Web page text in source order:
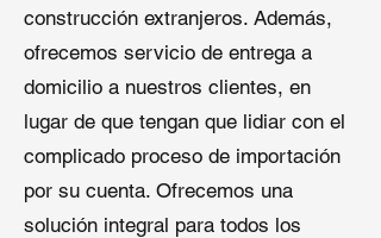
deslizamiento para instalaciones
desafiantes.
: Mejora
los techos existentes con una
capa adicional de protección
contra la humedad.
construcción extranjeros. Además,
ofrecemos servicio de entrega a
domicilio a nuestros clientes, en
lugar de que tengan que lidiar con el
complicado proceso de importación
por su cuenta. Ofrecemos una
solución integral para todos los